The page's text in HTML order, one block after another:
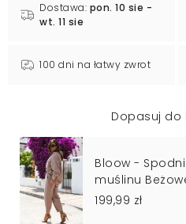
Dostawa: pon. 10 sie -
wt. 11 sie
100 dni na łatwy zwrot
Dopasuj do
Bloow -
muślinu
199,99 zł